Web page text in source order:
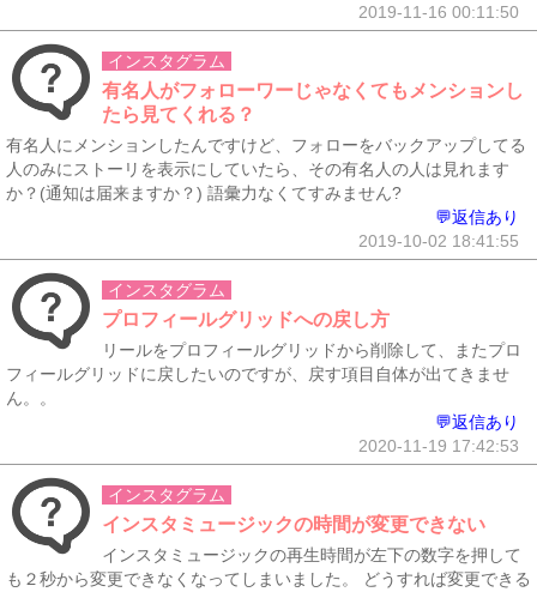
2019-11-16 00:11:50
インスタグラム
有名人がフォローワーじゃなくてもメンションし
たら見てくれる？
有名人にメンションしたんですけど、フォローをバックアップしてる
人のみにストーリを表示にしていたら、その有名人の人は見れます
か？(通知は届来ますか？) 語彙力なくてすみません?
💬返信あり
2019-10-02 18:41:55
インスタグラム
プロフィールグリッドへの戻し方
リールをプロフィールグリッドから削除して、またプロ
フィールグリッドに戻したいのですが、戻す項目自体が出てきませ
ん。。
💬返信あり
2020-11-19 17:42:53
インスタグラム
インスタミュージックの時間が変更できない
インスタミュージックの再生時間が左下の数字を押して
も２秒から変更できなくなってしまいました。 どうすれば変更できる